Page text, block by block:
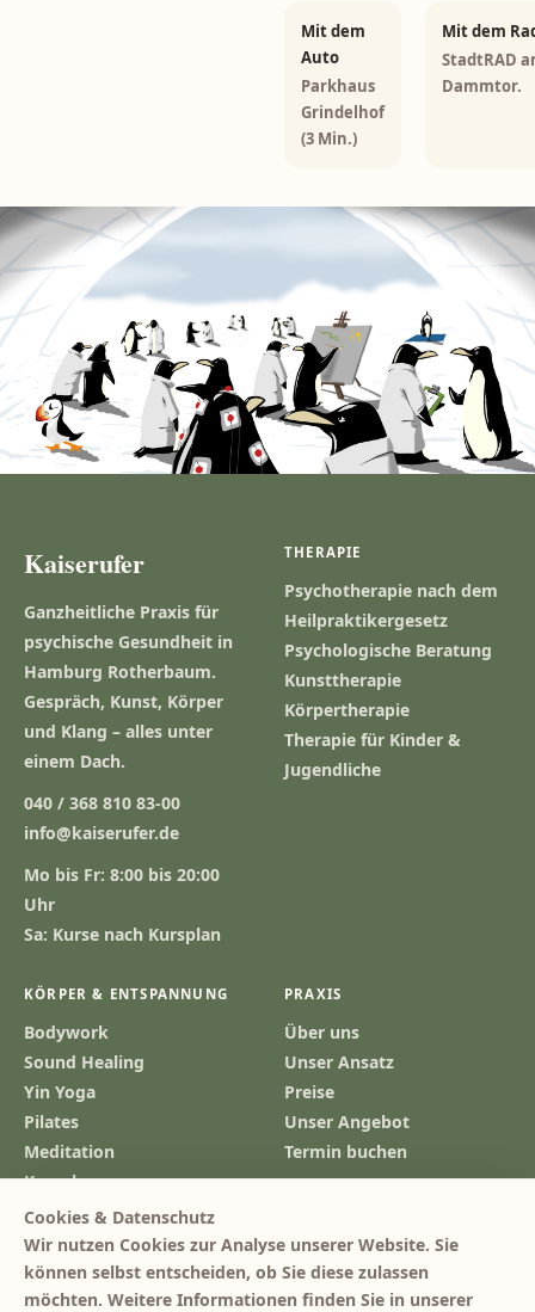
Mit dem
Auto
Parkhaus
Grindelhof
(3 Min.)
Mit dem
StadtRAD
Dammtor.
Kaiserufer
Ganzheitliche Praxis für
psychische Gesundheit in
Hamburg Rotherbaum.
Gespräch, Kunst, Körper
und Klang – alles unter
einem Dach.
040 / 368 810 83-00
info@kaiserufer.de
Mo bis Fr: 8:00 bis 20:00
Uhr
Sa: Kurse nach Kursplan
THERAPIE
Psychotherapie nach dem
Heilpraktikergesetz
Psychologische Beratung
Kunsttherapie
Körpertherapie
Therapie für Kinder &
Jugendliche
KÖRPER & ENTSPANNUNG
Bodywork
Sound Healing
Yin Yoga
Pilates
Meditation
Kursplan
PRAXIS
Über uns
Unser Ansatz
Preise
Unser Angebot
Termin buchen
Deutsch English
Cookies & Datenschutz
Wir nutzen Cookies zur Analyse unserer Website. Sie
können selbst entscheiden, ob Sie diese zulassen
möchten. Weitere Informationen finden Sie in unserer